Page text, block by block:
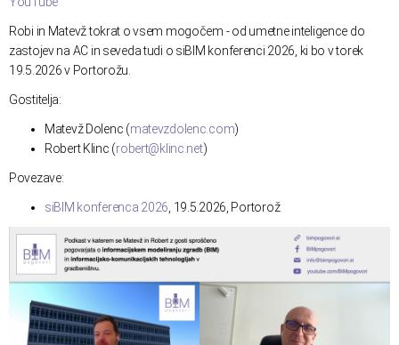
Robi in Matevž tokrat o vsem mogočem - od umetne inteligence do
zastojev na AC in seveda tudi o siBIM konferenci 2026, ki bo v torek
19.5.2026 v Portorožu.
Gostitelja:
Matevž Dolenc (matevzdolenc.com)
Robert Klinc (robert@klinc.net)
Povezave:
siBIM konferenca 2026 , 19.5.2026, Portorož